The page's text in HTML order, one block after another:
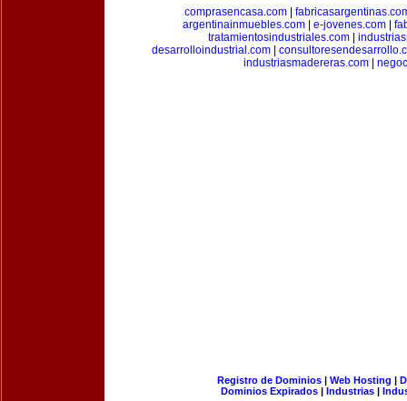
comprasencasa.com|
argentinainmuebles.com| e-jovenes.com|
tratamientosindustriales.com
desarrolloindustrial.com|
industriasmadereras.com|
Registro de Dominios| Web Hosting |
Dominios Expirados | Industrias |